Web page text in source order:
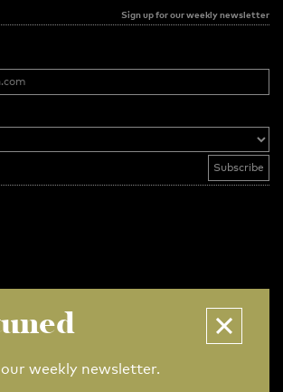
Sign up for our weekly newsletter
weekly newsletter.